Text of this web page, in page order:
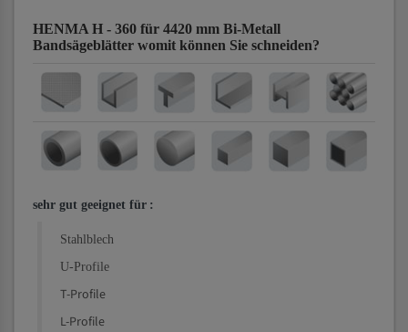
HENMA H - 360 für 4420 mm Bi-Metall
Bandsägeblätter womit können Sie schneiden?
sehr gut geeignet für :
Stahlblech
U-Profile
T-Profile
L-Profile